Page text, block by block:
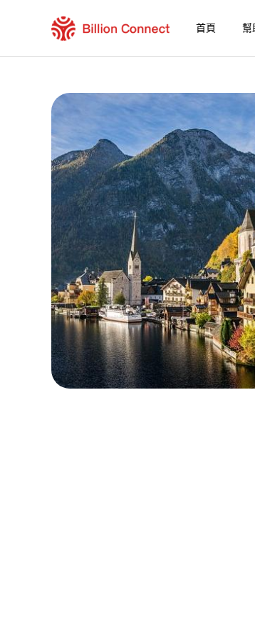
首頁 幫
包含目前目的地的區域套餐
如何享受您的 eSIM？
在 Burkina Faso 使用 Billion
Billion Connect Orange World
選擇您的目的地與數據套餐
安裝您的 eSIM
享受您的數據套餐
穩定的網路連接
避免漫遊費用
7/24 客戶服務
便捷安裝
保留您的原本地區號碼
本地與區域套餐